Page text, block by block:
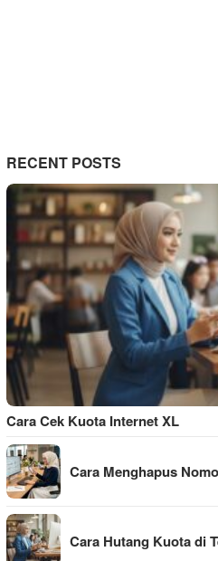
RECENT POSTS
Cara Cek Kuota Internet XL
Cara Menghapus
Cara Hutang Kuota di